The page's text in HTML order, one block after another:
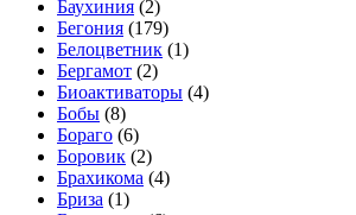
Баухиния (2)
Бегония (179)
Белоцветник (1)
Бергамот (2)
Биоактиваторы (4)
Бобы (8)
Бораго (6)
Боровик (2)
Брахикома (4)
Бриза (1)